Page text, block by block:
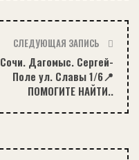
СЛЕДУЮЩАЯ ЗАПИСЬ
Сочи. Дагомыс. Сергей-
Поле ул. Славы 1/6📍
ПОМОГИТЕ НАЙТИ..